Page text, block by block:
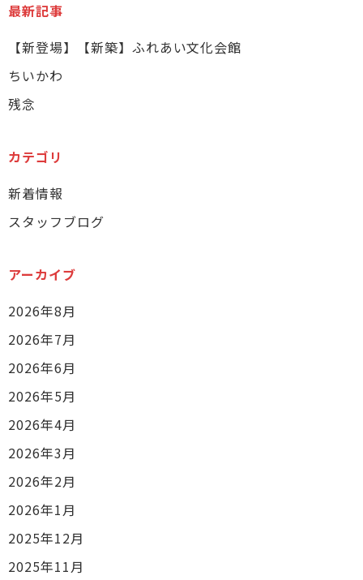
最新記事
【新登場】【新築】ふれあい文化会館
ちいかわ
残念
カテゴリ
新着情報
スタッフブログ
アーカイブ
2026年8月
2026年7月
2026年6月
2026年5月
2026年4月
2026年3月
2026年2月
2026年1月
2025年12月
2025年11月